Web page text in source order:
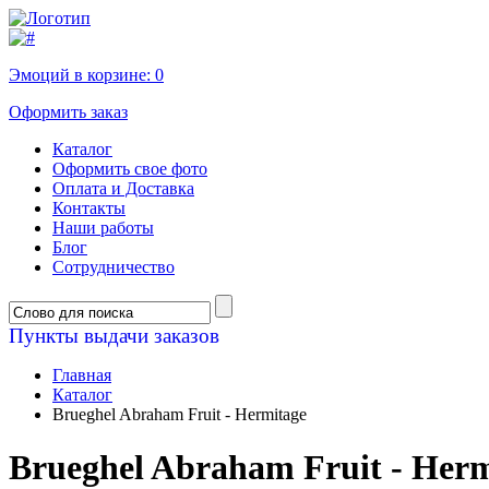
Эмоций в корзине: 0
Оформить заказ
Каталог
Оформить свое фото
Оплата и Доставка
Контакты
Наши работы
Блог
Сотрудничество
Пункты выдачи заказов
Главная
Каталог
Brueghel Abraham Fruit - Hermitage
Brueghel Abraham Fruit -